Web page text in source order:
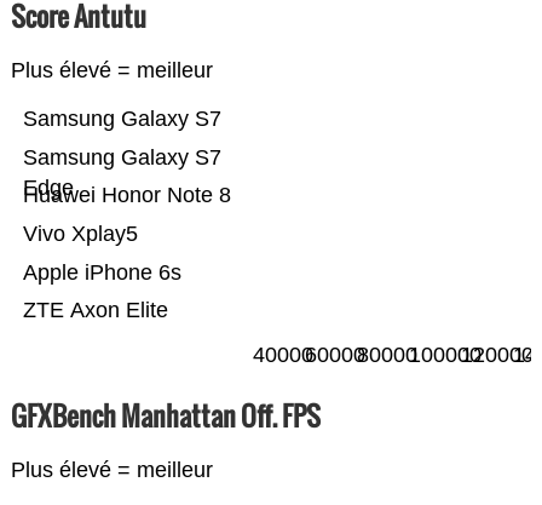
Score Antutu
Plus élevé = meilleur
ZTE Axon Elite
Apple iPhone 6s
Vivo Xplay5
Huawei Honor Note 8
Samsung Galaxy S7
Edge
Samsung Galaxy S7
400006000080000100000120000
GFXBench Manhattan Off. FPS
Plus élevé = meilleur